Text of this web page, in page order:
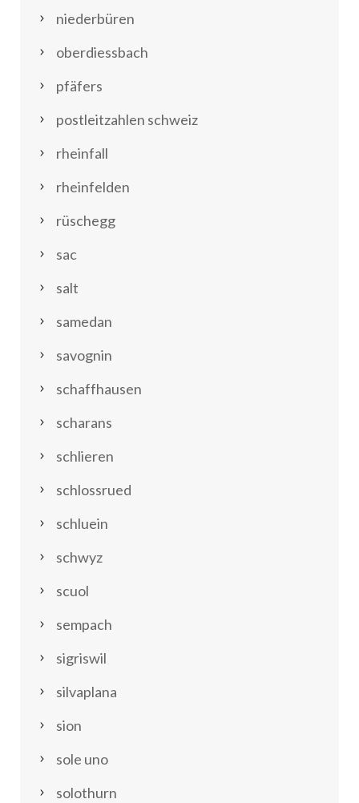
niederbüren
oberdiessbach
pfäfers
postleitzahlen schweiz
rheinfall
rheinfelden
rüschegg
sac
salt
samedan
savognin
schaffhausen
scharans
schlieren
schlossrued
schluein
schwyz
scuol
sempach
sigriswil
silvaplana
sion
sole uno
solothurn